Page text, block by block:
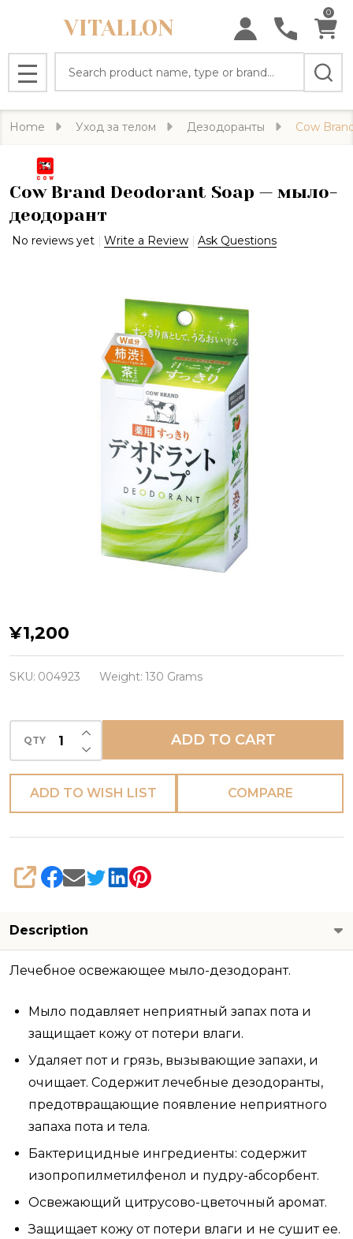
VITALLON
0
MENU
Home Уход за телом Дезодоранты Cow
Cow Brand Deodorant Soap — мыло-
деодорант
No reviews yet Write a Review Ask Questions
Cow Brand
Deodorant
Soap —
деодорант
¥1,200
SKU: 004923 Weight: 130 Grams
QTY DECREASE QUANTITY OF UNDEFINED
INCREASE QUANTITY OF UNDEFINED
ADD TO CART
ADD TO WISH LIST COMPARE
SHARE
Description
Лечебное освежающее мыло-дезодорант.
Мыло подавляет неприятный запах пота и
защищает кожу от потери влаги.
Удаляет пот и грязь, вызывающие запахи, и
очищает. Содержит лечебные дезодоранты,
предотвращающие появление неприятного
запаха пота и тела.
Бактерицидные ингредиенты: содержит
изопропилметилфенол и пудру-абсорбент.
Освежающий цитрусово-цветочный аромат.
Защищает кожу от потери влаги и не сушит ее.